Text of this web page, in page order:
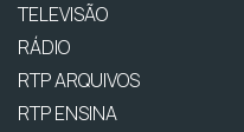
TELEVISÃO
RÁDIO
RTP ARQUIVOS
RTP ENSINA